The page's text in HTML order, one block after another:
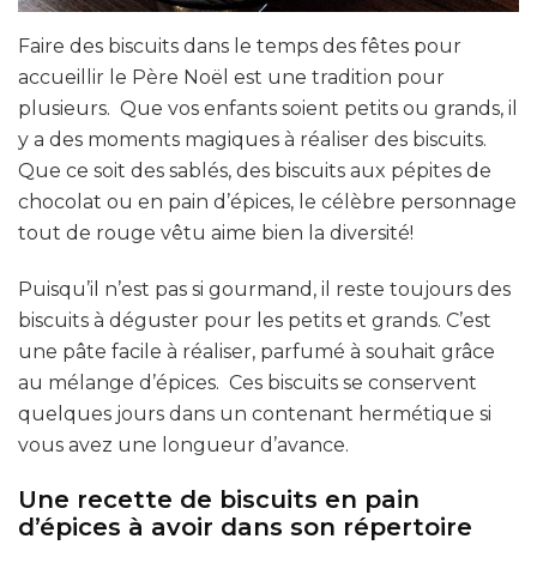
Faire des biscuits dans le temps des fêtes pour
accueillir le Père Noël est une tradition pour
plusieurs. Que vos enfants soient petits ou grands, il
y a des moments magiques à réaliser des biscuits.
Que ce soit des sablés, des biscuits aux pépites de
chocolat ou en pain d’épices, le célèbre personnage
tout de rouge vêtu aime bien la diversité!
Puisqu’il n’est pas si gourmand, il reste toujours des
biscuits à déguster pour les petits et grands. C’est
une pâte facile à réaliser, parfumé à souhait grâce
au mélange d’épices. Ces biscuits se conservent
quelques jours dans un contenant hermétique si
vous avez une longueur d’avance.
Une recette de biscuits en pain
d’épices à avoir dans son répertoire